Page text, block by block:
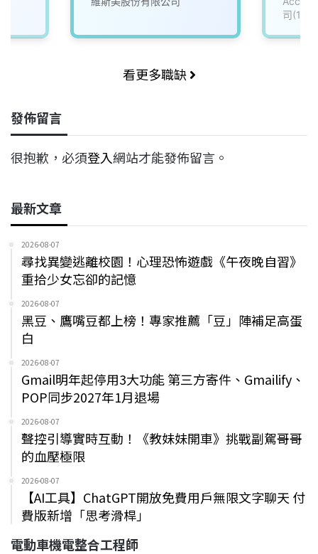
司
看更多職缺
發佈留言
很抱歉，必須登入網站才能發佈留言。
最新文章
2026-08-07
尋找異變逃離校園！心理恐怖遊戲《午夜晚自習》
重拾少女忘卻的記憶
2026-08-07
黑豆、鷹嘴豆都上榜！專家推薦「豆」陣補足高蛋
白
2026-08-07
Gmail明年起停用3大功能 第三方寄件、Gmailify、
POP同步2027年1月退場
2026-08-07
聲控引導實時互動！《教妹妹開車》挑戰副駕哥哥
的血壓極限
2026-08-07
【AI工具】ChatGPT開放免費用戶無限文字聊天 付
費版新增「思考滑桿」
電動車機電整合工程師